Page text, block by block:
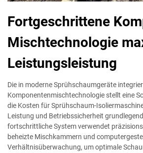
Fortgeschrittene
Mischtechnologie
Leistungsleistung
Die in moderne Sprühschaumgeräte
Komponentenmischtechnologie stellt eine
die Kosten für Sprühschaum-
Leistung und Betriebssicherheit
fortschrittliche System verwendet
beheizte Mischkammern und
Verhältnisüberwachung, um optimale